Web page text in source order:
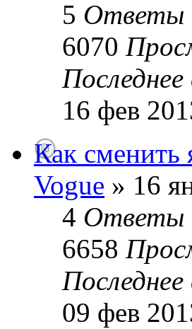
5 Ответы
6070
16 фев
Как сменить
Vogue » 16
4 Ответы
6658
09 фев